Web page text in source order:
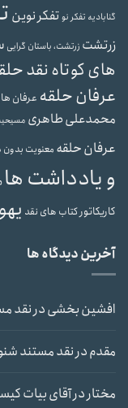
گنابادیه تفکر نوتفکر نوین
زرتشت زرتشت، باستان گرایی
های کوتاه نقد
عرفان حلقه عرفان
محمدعلی طاهری
عرفان حلقه معنویت
و یادداشت ها
کاریکاتورکتاب های نقد
آخرین دیدگاه ها
افشین بخشیدرنقد
مقدمدرنقد مستند
مختاردرآقای بیات